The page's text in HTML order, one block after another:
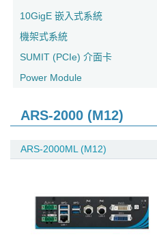
10GigE 嵌入式系統
機架式系統
SUMIT (PCIe) 介面卡
Power Module
ARS-2000 (M12)
ARS-2000ML (M12)